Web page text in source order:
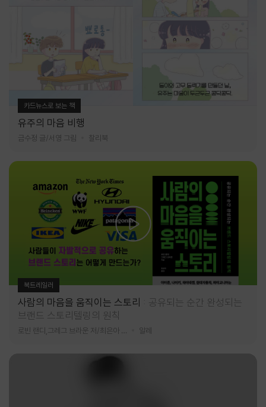
카드뉴스로 보는 책
유주의 마음 비행
금수정 글/서영 그림 찰리북
북트레일러
사람의 마음을 움직이는 스토리
공유되는 순간 완성되는
브랜드 스토리텔링의 원칙
알레